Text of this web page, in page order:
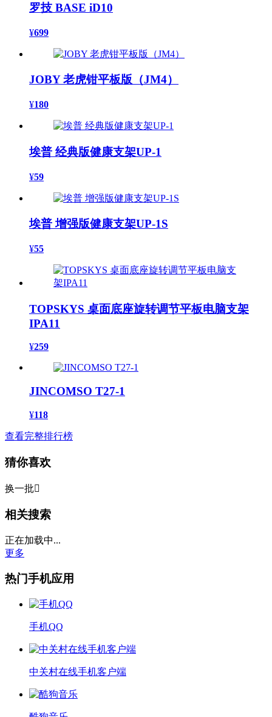
罗技 BASE iD10
¥699
JOBY 老虎钳平板版（JM4）
¥180
埃普 经典版健康支架UP-1
¥59
埃普 增强版健康支架UP-1S
¥55
TOPSKYS 桌面底座旋转调节平板电脑支架
IPA11
¥259
JINCOMSO T27-1
¥118
查看完整排行榜
猜你喜欢
换一批
相关搜索
正在加载中...
更多
热门手机应用
手机QQ
中关村在线手机客户端